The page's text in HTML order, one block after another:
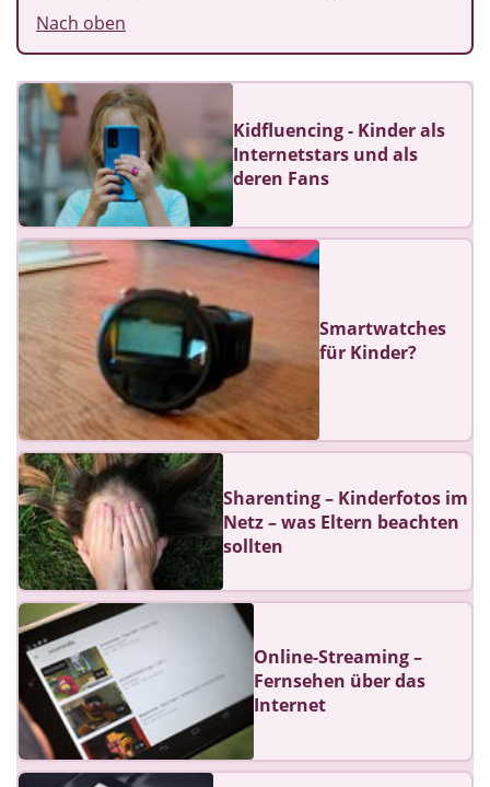
Nach oben
Kidfluencing - Kinder als
Internetstars und als
deren Fans
Smartwatches
für Kinder?
Sharenting – Kinderfotos im
Netz – was Eltern beachten
sollten
Online-Streaming –
Fernsehen über das
Internet